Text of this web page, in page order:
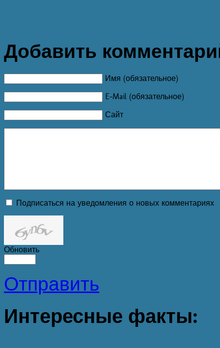
Добавить
Имя (обязательное)
E-Mail (обязательное)
Сайт
Подписаться на уведомления о новых комментариях
Обновить
Отправить
Интересные факты: